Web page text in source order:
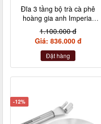
Đĩa 3 tầng bộ trà cà phê
hoàng gia anh Imperial
London size to
1.100.000 đ
Giá: 836.000 đ
Đặt hàng
-12%